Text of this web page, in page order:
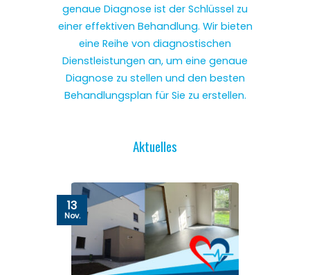
genaue Diagnose ist der Schlüssel zu
einer effektiven Behandlung. Wir bieten
eine Reihe von diagnostischen
Dienstleistungen an, um eine genaue
Diagnose zu stellen und den besten
Behandlungsplan für Sie zu erstellen.
Aktuelles
13
Nov.